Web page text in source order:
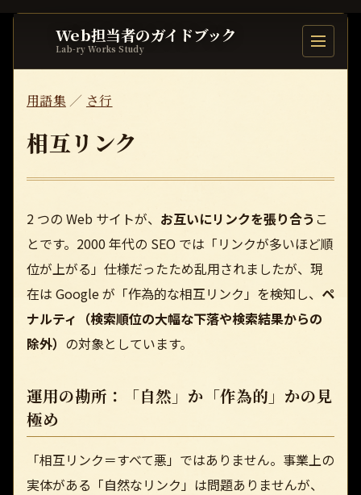
Web担当者のガイドブック
Lab-ry Works Study 目次を開
用語集／ さ行
相互リンク
2 つの Web サイトが、 お互いにリンクを張り合う こ
とです。2000 年代の SEO では「リンクが多いほど順
位が上がる」仕様だったため乱用されましたが、現
在は Google が「作為的な相互リンク」を検知し、 ペ
ナルティ（検索順位の大幅な下落や検索結果からの
除外） の対象としています。
運用の勘所：「自然」か「作為的」かの見
極め
「相互リンク＝すべて悪」ではありません。事業上の
実体がある「自然なリンク」は問題ありませんが、